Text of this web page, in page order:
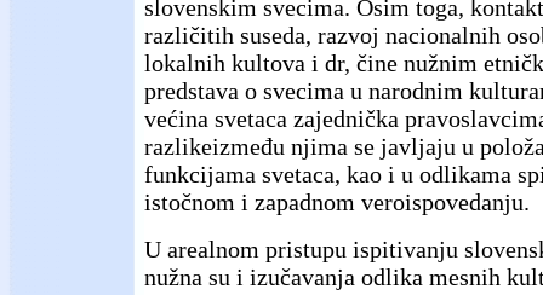
slovenskim svecima. Osim toga,
različitih suseda, razvoj nacionalnih
lokalnih kultova i dr, čine nužnim
predstava o svecima u narodnim
većina svetaca zajednička
razlikeizmeđu njima se javljaju u
funkcijama svetaca, kao i u odlikama
istočnom i zapadnom veroispovedanju.
U arealnom pristupu ispitivanju
nužna su i izučavanja odlika mesnih